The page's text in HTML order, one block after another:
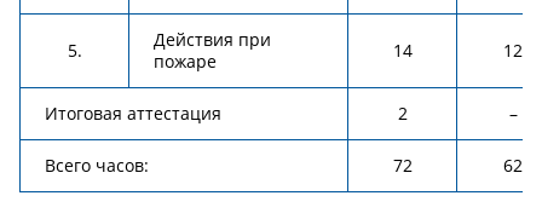
5.
Действия при
пожаре
14 12
Итоговая аттестация 2 –
Всего часов: 72 62